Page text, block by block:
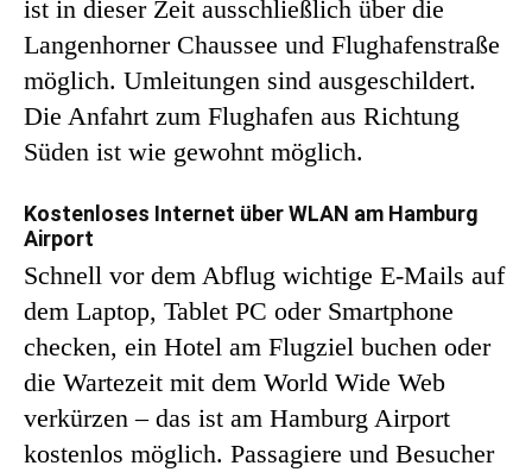
ist in dieser Zeit ausschließlich über die
Langenhorner Chaussee und Flughafenstraße
möglich. Umleitungen sind ausgeschildert.
Die Anfahrt zum Flughafen aus Richtung
Süden ist wie gewohnt möglich.
Kostenloses Internet über WLAN am Hamburg
Airport
Schnell vor dem Abflug wichtige E-Mails auf
dem Laptop, Tablet PC oder Smartphone
checken, ein Hotel am Flugziel buchen oder
die Wartezeit mit dem World Wide Web
verkürzen – das ist am Hamburg Airport
kostenlos möglich. Passagiere und Besucher